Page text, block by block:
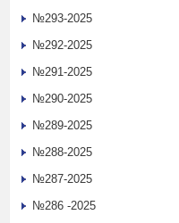
№293-2025
№292-2025
№291-2025
№290-2025
№289-2025
№288-2025
№287-2025
№286 -2025